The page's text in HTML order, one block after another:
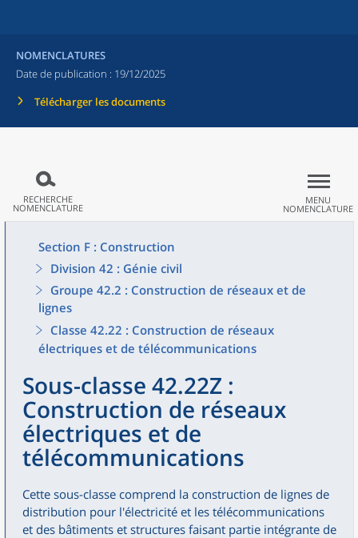
NOMENCLATURES
Date de publication : 19/12/2025
Télécharger les documents
RECHERCHE
NOMENCLATURE
MENU
NOMENCLATURE
Section F : Construction
Division 42 : Génie civil
Groupe 42.2 : Construction de réseaux et de
lignes
Classe 42.22 : Construction de réseaux
électriques et de télécommunications
Sous-classe 42.22Z :
Construction de réseaux
électriques et de
télécommunications
Cette sous-classe comprend la construction de lignes de
distribution pour l'électricité et les télécommunications
et des bâtiments et structures faisant partie intégrante de